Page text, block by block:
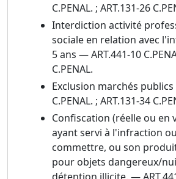
C.PENAL. ; ART.131-26
Interdiction activité
sociale en relation avec
5 ans — ART.441-10
C.PENAL.
Exclusion marchés publics
C.PENAL. ; ART.131-34
Confiscation (réelle ou en
ayant servi à l'infraction
commettre, ou son
pour objets dangereux/